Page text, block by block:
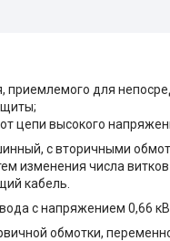
приемлемого для
цепи высокого
с вторичными
изменения числа
кабель.
с напря­жением 0,66
обмотки,